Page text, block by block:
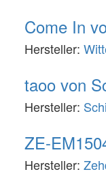
Come In
Hersteller:
taoo von
Hersteller:
ZE-
Hersteller: